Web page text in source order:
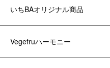
いちBAオリジナル商品
Vegefruハーモニー